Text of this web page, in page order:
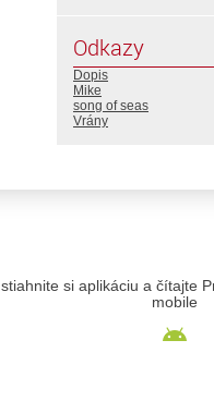
Odkazy
Dopis
Mike
song of seas
Vrány
stiahnite si aplikáciu a čítajte
mobile